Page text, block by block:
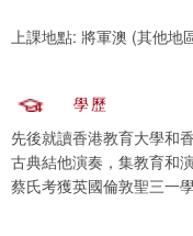
上課地點: 將軍澳 (其他地
學歷
先後就讀香港教育大學和
古典結他演奏，集教育和
蔡氏考獲英國倫敦聖三一